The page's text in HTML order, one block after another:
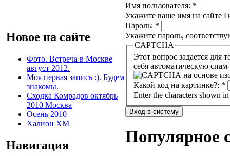
Новое на сайте
Фото. Встреча в Москве
август 2012.
Моя первая запись :). Будем
знакомы.
Сходка Комрадов октябрь
2010 Москва
Осень 2010
Халион ХМ
Навигация
Имя пользователя: *
Укажите ваше имя на сайте
Пароль: *
Укажите пароль,
CAPTCHA
Этот вопрос задается для того, чтобы
себя автоматическую
Какой код на картинке?: *
Enter the characters shown
Популярное